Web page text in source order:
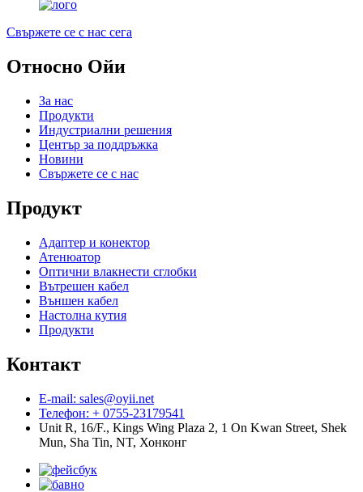
Свържете се с нас сега
Относно Ойи
За нас
Продукти
Индустриални решения
Център за поддръжка
Новини
Свържете се с нас
Продукт
Адаптер и конектор
Атенюатор
Оптични влакнести сглобки
Вътрешен кабел
Външен кабел
Настолна кутия
Продукти
Контакт
E-mail: sales@oyii.net
Телефон: + 0755-23179541
Unit R, 16/F., Kings Wing Plaza 2, 1 On Kwan Street, Shek
Mun, Sha Tin, NT, Хонконг